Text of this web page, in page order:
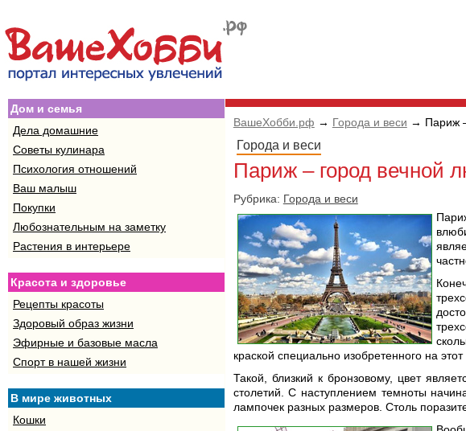
Дом и семья
Дела домашние
Советы кулинара
Психология отношений
Ваш малыш
Покупки
Любознательным на заметку
Растения в интерьере
Красота и здоровье
Рецепты красоты
Здоровый образ жизни
Эфирные и базовые масла
Спорт в нашей жизни
В мире животных
Кошки
ВашеХобби.рф → Города и веси → Париж
Города и веси
Париж – город вечной
Рубрика: Города и веси
краской специально изобретенного на
Такой, близкий к бронзовому, цвет
столетий. С наступлением темноты
лампочек разных размеров. Столь